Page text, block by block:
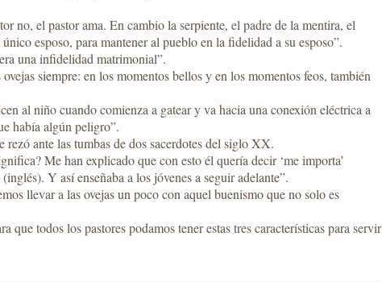
no, el pastor ama. En cambio la serpiente, el padre de la mentira, el
esposo, para mantener al pueblo en la fidelidad a su esposo”.
una infidelidad matrimonial”.
siempre: en los momentos bellos y en los momentos feos, también
al niño cuando comienza a gatear y va hacia una conexión eléctrica a
había algún peligro”.
ante las tumbas de dos sacerdotes del siglo XX.
Me han explicado que con esto él quería decir ‘me importa’
Y así enseñaba a los jóvenes a seguir adelante”.
llevar a las ovejas un poco con aquel buenismo que no solo es
todos los pastores podamos tener estas tres características para servir